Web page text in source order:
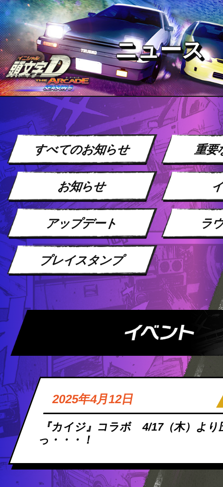
ニュース
すべてのお知らせ 重要
お知らせ
アップデート ラ
プレイスタンプ
2025年4月12日
『カイジ』コラボ 4/17（木）より
っ・・・！